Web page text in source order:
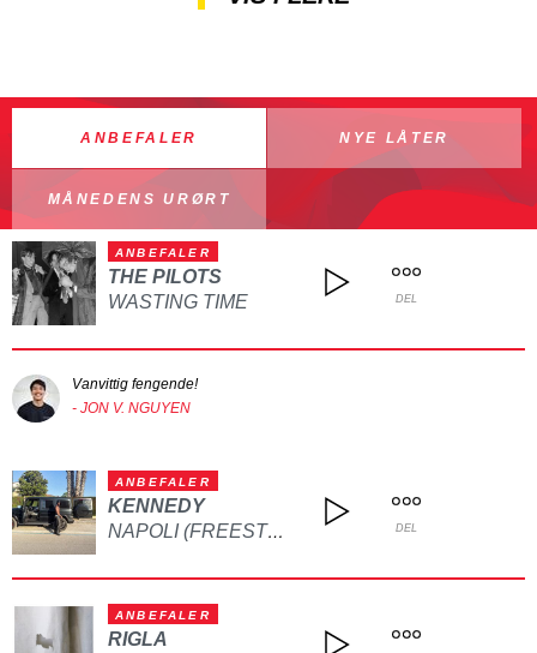
ANBEFALER NYE LÅTER
MÅNEDENS URØRT
ANBEFALER
THE PILOTS
WASTING TIME
DEL
Vanvittig fengende!
- JON V. NGUYEN
ANBEFALER
KENNEDY
NAPOLI (FREESTYLE) DEL
ANBEFALER
RIGLA